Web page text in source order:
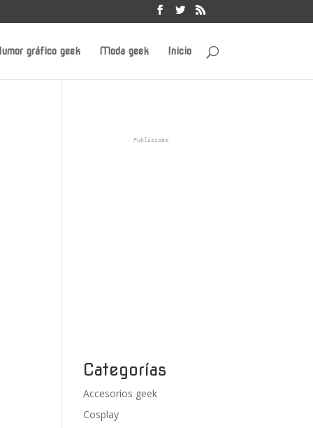
gráfico geek Moda geek Inicio
Publicidad
Categorías
Accesorios geek
Cosplay